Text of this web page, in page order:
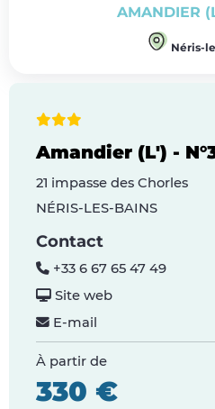
AMANDIER
Néris-
Amandier (L') -
21 impasse des Chorles
NÉRIS-LES-BAINS
Contact
+33 6 67 65 47 49
Site web
E-mail
À partir de
330 €